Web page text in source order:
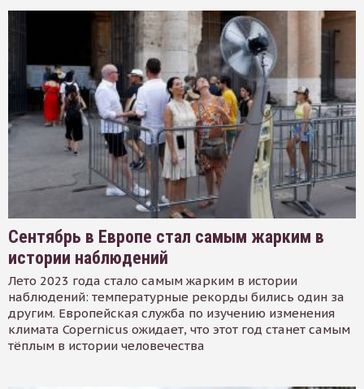
Сентябрь в Европе стал самым жарким в
истории наблюдений
Лето 2023 года стало самым жарким в истории
наблюдений: температурные рекорды бились один за
другим. Европейская служба по изучению изменения
климата Copernicus ожидает, что этот год станет самым
тёплым в истории человечества